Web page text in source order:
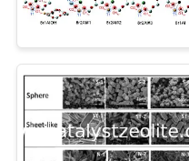
ФАБРИКИ
ПРОВЕРКА
Цеолит